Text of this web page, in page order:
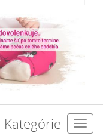
Kategórie